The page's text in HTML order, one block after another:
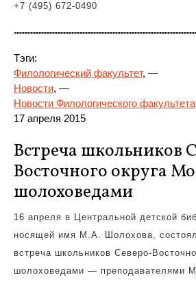
+7 (495) 672-0490
Тэги:
Филологический факультет, —
Новости, —
Новости Филологического факультета
17 апреля 2015
Встреча школьников
Восточного округа
шолоховедами
16 апреля в Центральной детской
носящей имя М.А. Шолохова,
встреча школьников Северо-
шолоховедами — преподавателями